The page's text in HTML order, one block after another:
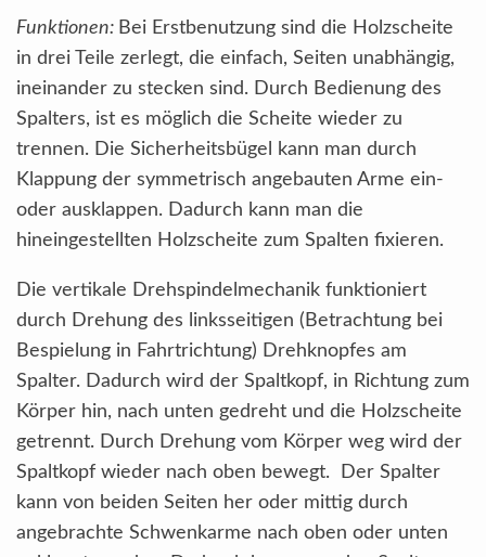
Funktionen: Bei Erstbenutzung sind die Holzscheite
in drei Teile zerlegt, die einfach, Seiten unabhängig,
ineinander zu stecken sind. Durch Bedienung des
Spalters, ist es möglich die Scheite wieder zu
trennen. Die Sicherheitsbügel kann man durch
Klappung der symmetrisch angebauten Arme ein-
oder ausklappen. Dadurch kann man die
hineingestellten Holzscheite zum Spalten fixieren.
Die vertikale Drehspindelmechanik funktioniert
durch Drehung des linksseitigen (Betrachtung bei
Bespielung in Fahrtrichtung) Drehknopfes am
Spalter. Dadurch wird der Spaltkopf, in Richtung zum
Körper hin, nach unten gedreht und die Holzscheite
getrennt. Durch Drehung vom Körper weg wird der
Spaltkopf wieder nach oben bewegt. Der Spalter
kann von beiden Seiten her oder mittig durch
angebrachte Schwenkarme nach oben oder unten